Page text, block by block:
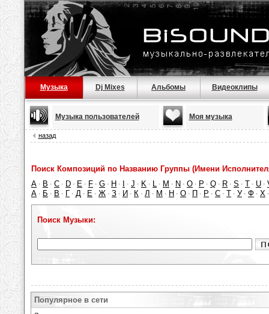
Музыка Dj Mixes Альбомы Видеоклипы
Музыка пользователей Моя музыка
назад
Поиск Композиций по Названию Группы (Имени
A · B · C · D · E · F · G · H · · J · K · L · M · N · O · P · Q · R · S · T · U ·
А · Б · В · Г · Д · Е · Ж · З · И · К · Л · М · Н · О · П · Р · С · Т · У · Ф · Х
Поиск Музыки:
Популярное в сети